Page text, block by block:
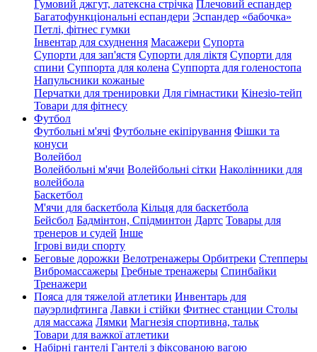
Гумовий джгут, латексна стрічка Плечовий еспандер
Багатофункціональні еспандери Эспандер «бабочка»
Петлі, фітнес гумки
Інвентар для схуднення Масажери Супорта
Супорти для зап'ястя Супорти для ліктя Супорти для
спини Суппорта для колена Суппорта для голеностопа
Напульсники кожаные
Перчатки для тренировки Для гімнастики Кінезіо-тейп
Товари для фітнесу
Футбол
Футбольні м'ячі Футбольне екіпірування Фішки та
конуси
Волейбол
Волейбольні м'ячи Волейбольні сітки Наколінники для
волейбола
Баскетбол
М'ячи для баскетбола Кільця для баскетбола
Бейсбол Бадмінтон, Спідминтон Дартс Товары для
тренеров и судей Інше
Ігрові види спорту
Беговые дорожки Велотренажеры Орбитреки Степперы
Вибромассажеры Гребные тренажеры Спинбайки
Тренажери
Пояса для тяжелой атлетики Инвентарь для
пауэрлифтинга Лавки і стійки Фитнес станции Столы
для массажа Лямки Магнезія спортивна, тальк
Товари для важкої атлетики
Набірні гантелі Гантелі з фіксованою вагою